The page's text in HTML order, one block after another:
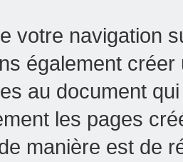
votre navigation
également
au document
les pages
manière est de